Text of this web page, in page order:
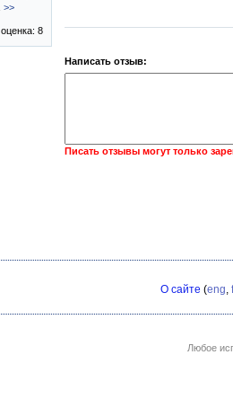
Написать отзыв:
Писать отзывы могут только
>>
оценка: 8
О сайте (eng,
Любое